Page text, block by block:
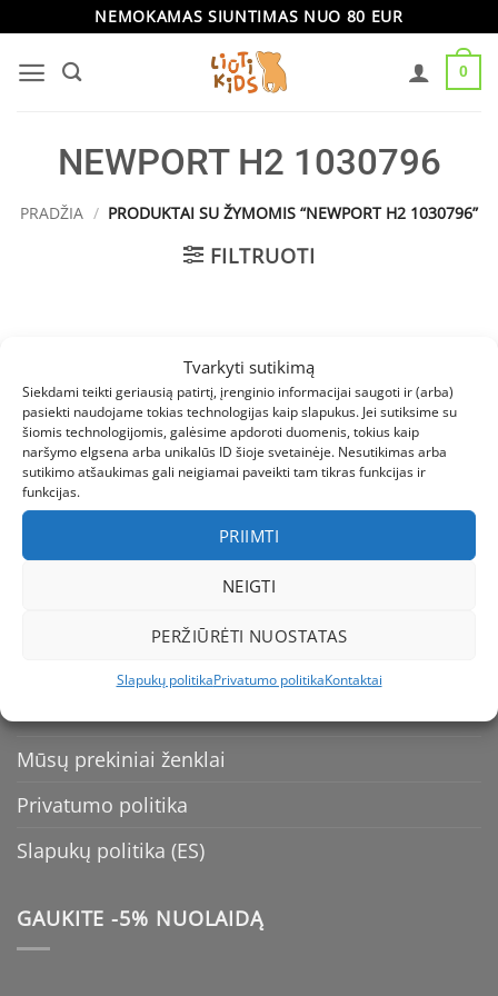
Tvarkyti sutikimą
Siekdami teikti geriausią patirtį, įrenginio informacijai saugoti ir (arba)
pasiekti naudojame tokias technologijas kaip slapukus. Jei sutiksime su
šiomis technologijomis, galėsime apdoroti duomenis, tokius kaip
naršymo elgsena arba unikalūs ID šioje svetainėje. Nesutikimas arba
sutikimo atšaukimas gali neigiamai paveikti tam tikras funkcijas ir
funkcijas.
PRIIMTI
NEIGTI
PERŽIŪRĖTI NUOSTATAS
Slapukų politikaPrivatumo politikaKontaktai
content
NEMOKAMAS SIUNTIMAS NUO 80 EUR
0
NEWPORT H2 1030796
PRADŽIA / PRODUKTAI SU ŽYMOMIS “NEWPORT H2 1030796”
FILTRUOTI
INFORMACIJA
Prekių grąžinimas
Mūsų prekiniai ženklai
Privatumo politika
Slapukų politika (ES)
GAUKITE -5% NUOLAIDĄ